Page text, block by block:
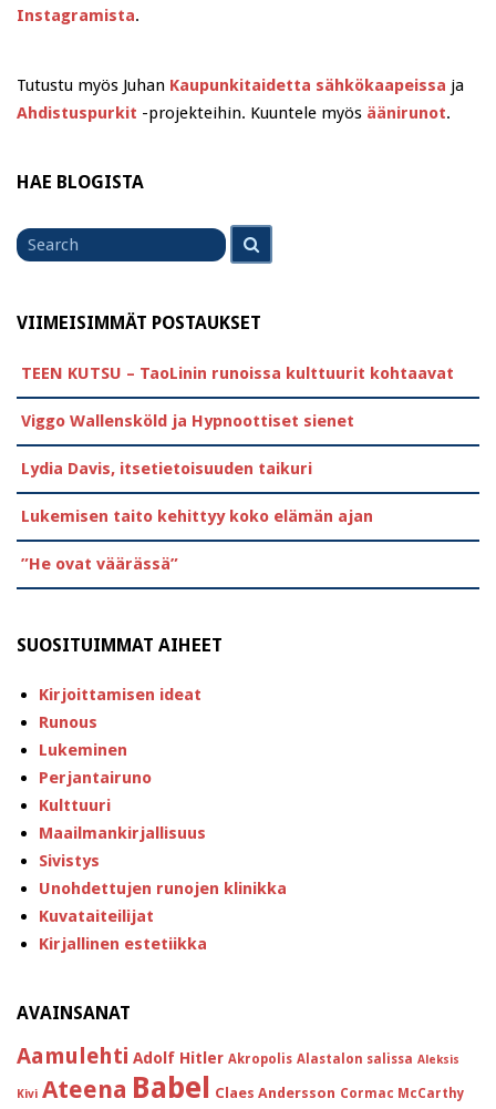
Instagramista.
Tutustu myös Juhan Kaupunkitaidetta sähkökaapeissa ja
Ahdistuspurkit -projekteihin. Kuuntele myös äänirunot.
HAE BLOGISTA
Search
for
VIIMEISIMMÄT POSTAUKSET
TEEN KUTSU – TaoLinin runoissa kulttuurit kohtaavat
Viggo Wallensköld ja Hypnoottiset sienet
Lydia Davis, itsetietoisuuden taikuri
Lukemisen taito kehittyy koko elämän ajan
”He ovat väärässä”
SUOSITUIMMAT AIHEET
Kirjoittamisen ideat
Runous
Lukeminen
Perjantairuno
Kulttuuri
Maailmankirjallisuus
Sivistys
Unohdettujen runojen klinikka
Kuvataiteilijat
Kirjallinen estetiikka
AVAINSANAT
Aamulehti Adolf Hitler Akropolis Alastalon salissa Aleksis
Kivi Ateena Babel Claes Andersson Cormac McCarthy